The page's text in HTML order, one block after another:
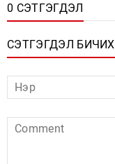
0 СЭТГЭГДЭЛ
СЭТГЭГДЭЛ БИЧИХ